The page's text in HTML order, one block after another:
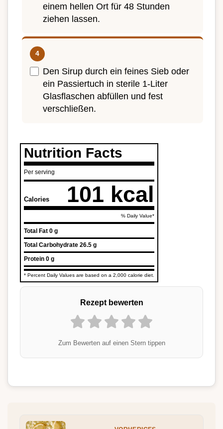
einem hellen Ort für 48 Stunden
ziehen lassen.
Den Sirup durch ein feines Sieb oder
ein Passiertuch in sterile 1-Liter
Glasflaschen abfüllen und fest
verschließen.
Nutrition Facts
Per serving
Calories 101 kcal
% Daily Value*
Total Fat 0 g
Total Carbohydrate 26.5 g
Protein 0 g
* Percent Daily Values are based on a 2,000 calorie diet.
Rezept bewerten
Zum Bewerten auf einen Stern tippen